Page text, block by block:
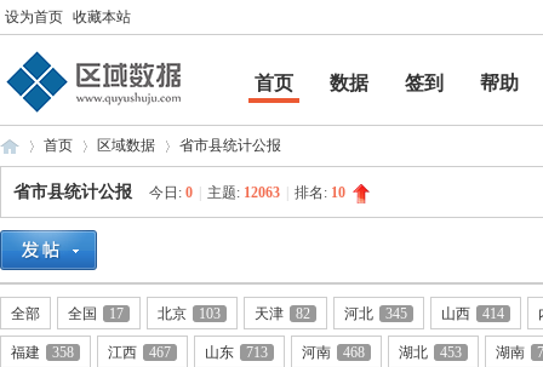
设为首页 收藏本站
首页 数据 签到
帮助
帮助
»
首页
›
区域数据 省市县统计公报
省市县统计公报 今日: 0 主题: 12063 排名: 10
全部 全国 17 北京 103 天津 82 河北 345 山西 414
福建 358 江西 467 山东 713 河南 468 湖北 453 湖南